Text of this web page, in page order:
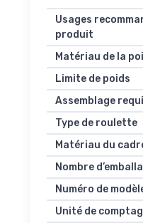
Usages
produit
Matériau de la
Limite de poids
Assemblage
Type de roulette
Matériau du
Nombre
Numéro de
Unité de